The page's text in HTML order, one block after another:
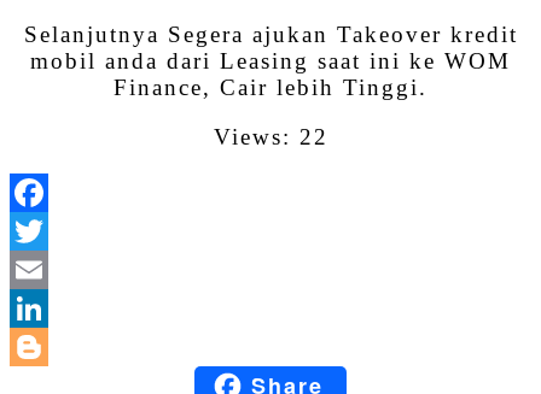
Selanjutnya Segera ajukan Takeover kredit
mobil anda dari Leasing saat ini ke WOM
Finance, Cair lebih Tinggi.
Views: 22
BloggerShare